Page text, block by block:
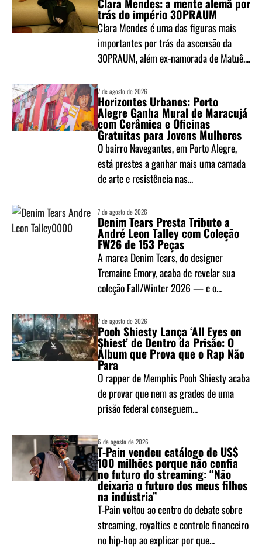
trás do império 30PRAUM
Clara Mendes é uma das figuras mais
importantes por trás da ascensão da
30PRAUM, além ex-namorada de Matuê....
7 de agosto de 2026
Horizontes Urbanos: Porto
Alegre Ganha Mural de Maracujá
com Cerâmica e Oficinas
Gratuitas para Jovens Mulheres
O bairro Navegantes, em Porto Alegre,
está prestes a ganhar mais uma camada
de arte e resistência nas...
7 de agosto de 2026
Denim Tears Presta Tributo a
André Leon Talley com Coleção
FW26 de 153 Peças
A marca Denim Tears, do designer
Tremaine Emory, acaba de revelar sua
coleção Fall/Winter 2026 — e o...
7 de agosto de 2026
Pooh Shiesty Lança ‘All Eyes on
Shiest’ de Dentro da Prisão: O
Álbum que Prova que o Rap Não
Para
O rapper de Memphis Pooh Shiesty acaba
de provar que nem as grades de uma
prisão federal conseguem...
6 de agosto de 2026
T-Pain vendeu catálogo de US$
100 milhões porque não confia
no futuro do streaming: “Não
deixaria o futuro dos meus filhos
na indústria”
T-Pain voltou ao centro do debate sobre
streaming, royalties e controle financeiro
no hip-hop ao explicar por que...